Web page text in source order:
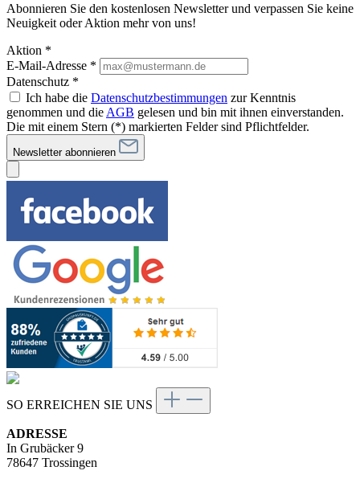
Abonnieren Sie den kostenlosen Newsletter und verpassen Sie keine
Neuigkeit oder Aktion mehr von uns!
Aktion *
E-Mail-Adresse *
Datenschutz *
Ich habe die Datenschutzbestimmungen zur Kenntnis
genommen und die AGB gelesen und bin mit ihnen einverstanden.
Die mit einem Stern (*) markierten Felder sind Pflichtfelder.
Newsletter abonnieren
SO ERREICHEN SIE UNS
ADRESSE
In Grubäcker 9
78647 Trossingen